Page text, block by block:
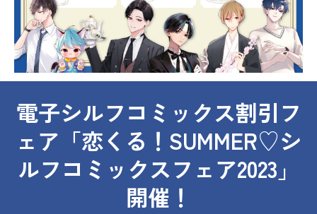
電子シルフコミックス割引フ
ェア「恋くる！SUMMER♡シ
ルフコミックスフェア2023」
開催！